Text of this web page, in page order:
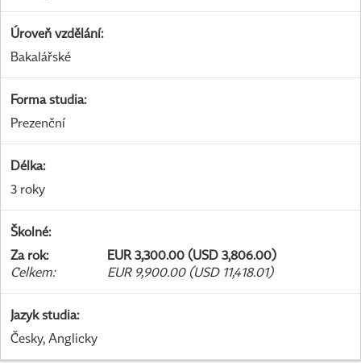
Úroveň vzdělání:
Bakalářské
Forma studia:
Prezenční
Délka:
3 roky
Školné:
Za rok:
EUR 3,300.00 (USD 3,806.00)
Celkem: EUR 9,900.00 (USD 11,418.01)
Jazyk studia:
Česky, Anglicky